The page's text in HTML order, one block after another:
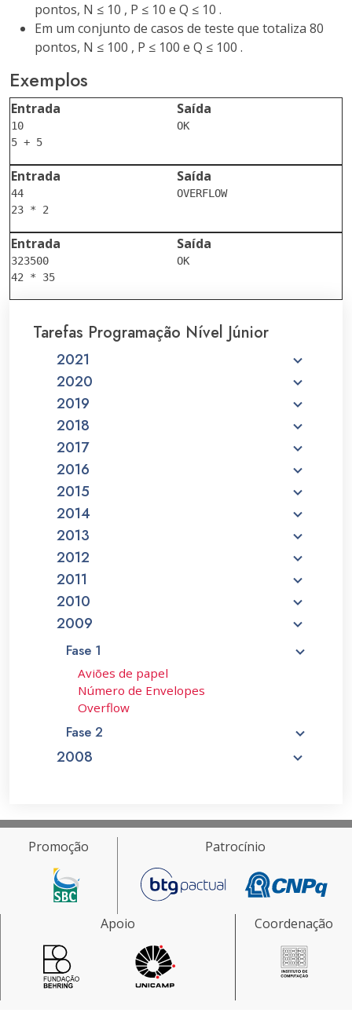
pontos, N ≤ 10 , P ≤ 10 e Q ≤ 10 .
Em um conjunto de casos de teste que totaliza 80
pontos, N ≤ 100 , P ≤ 100 e Q ≤ 100 .
Exemplos
Entrada
10
Saída
Entrada
44
Saída
Entrada
323500
Saída
Tarefas Programação Nível Júnior
2021
2020
2019
2018
2017
2016
2015
2014
2013
2012
2011
2010
2009
Fase 1
Aviões de papel
Número de Envelopes
Overflow
Fase 2
2008
Promoção Patrocínio
Apoio Coordenação